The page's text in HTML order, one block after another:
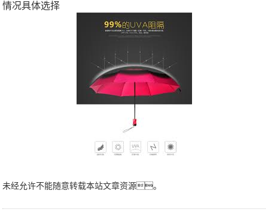
情况具体选择
未经允许不能随意转载本站文章资源。